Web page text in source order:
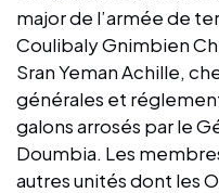
major de l’armée de
Coulibaly Gnimbien
Sran Yeman Achille,
générales et
galons arrosés par le
Doumbia. Les
autres unités dont les